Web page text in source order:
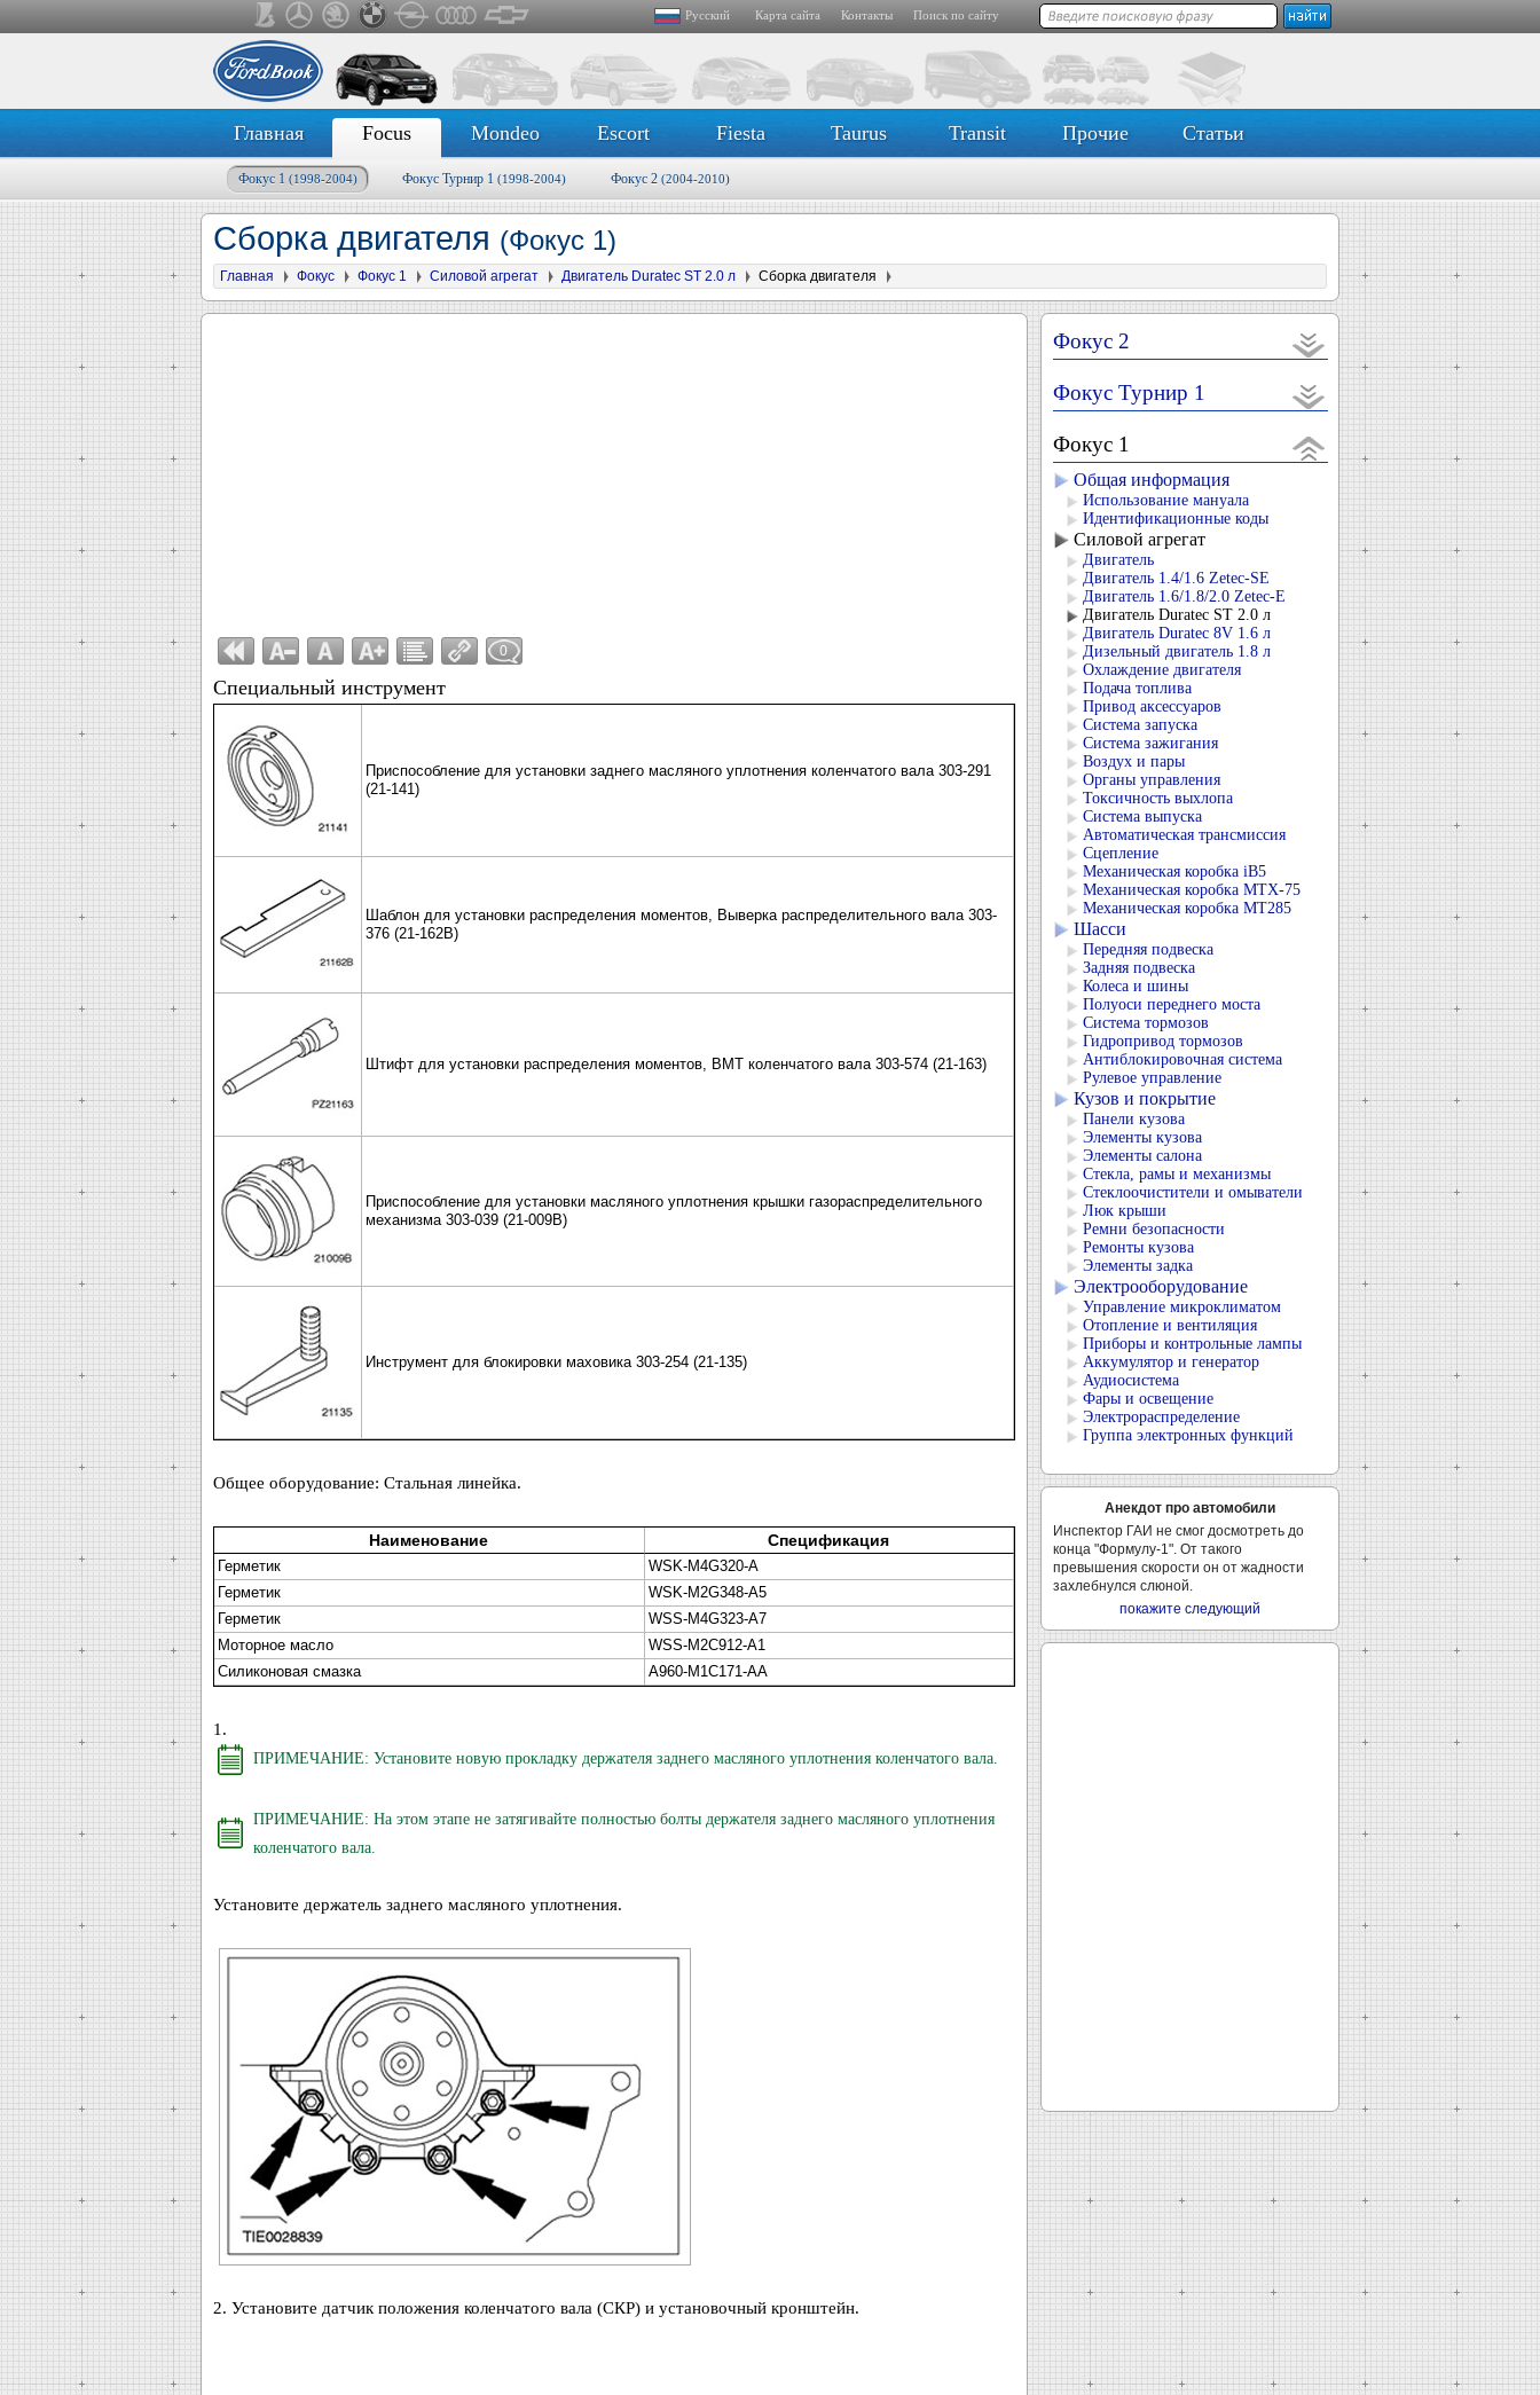
Русский Карта сайта Контакты Поиск по сайту
Главная Focus Mondeo Escort Fiesta Taurus Transit Прочие Статьи
Фокус 1 (1998-2004) Фокус Турнир 1 (1998-2004) Фокус 2 (2004-2010)
Сборка двигателя (Фокус 1)
Главная Фокус Фокус 1 Силовой агрегат Двигатель Duratec ST 2.0 л Сборка двигателя
0
Специальный инструмент
Приспособление для установки заднего масляного уплотнения коленчатого вала 303-291
(21-141)
Шаблон для установки распределения моментов, Выверка распределительного вала 303-
376 (21-162В)
Штифт для установки распределения моментов, ВМТ коленчатого вала 303-574 (21-163)
Приспособление для установки масляного уплотнения крышки газораспределительного
механизма 303-039 (21-009В)
Инструмент для блокировки маховика 303-254 (21-135)
Общее оборудование: Стальная линейка.
Наименование Спецификация
Герметик
WSK-M4G320-A
Герметик
WSK-M2G348-A5
Герметик
WSS-M4G323-A7
Моторное масло
WSS-M2C912-A1
Силиконовая смазка
А960-М1С171-АА
1.
ПРИМЕЧАНИЕ: Установите новую прокладку держателя заднего масляного уплотнения коленчатого вала.
ПРИМЕЧАНИЕ: На этом этапе не затягивайте полностью болты держателя заднего масляного уплотнения
коленчатого вала.
Установите держатель заднего масляного уплотнения.
2. Установите датчик положения коленчатого вала (СКР) и установочный кронштейн.
Фокус 2
Фокус Турнир 1
Фокус 1
Общая информация
Использование мануала
Идентификационные коды
Силовой агрегат
Двигатель
Двигатель 1.4/1.6 Zetec-SE
Двигатель 1.6/1.8/2.0 Zetec-E
Двигатель Duratec ST 2.0 л
Двигатель Duratec 8V 1.6 л
Дизельный двигатель 1.8 л
Охлаждение двигателя
Подача топлива
Привод аксессуаров
Система запуска
Система зажигания
Воздух и пары
Органы управления
Токсичность выхлопа
Система выпуска
Автоматическая трансмиссия
Сцепление
Механическая коробка iB5
Механическая коробка MTX-75
Механическая коробка MT285
Шасси
Передняя подвеска
Задняя подвеска
Колеса и шины
Полуоси переднего моста
Система тормозов
Гидропривод тормозов
Антиблокировочная система
Рулевое управление
Кузов и покрытие
Панели кузова
Элементы кузова
Элементы салона
Стекла, рамы и механизмы
Стеклоочистители и омыватели
Люк крыши
Ремни безопасности
Ремонты кузова
Элементы задка
Электрооборудование
Управление микроклиматом
Отопление и вентиляция
Приборы и контрольные лампы
Аккумулятор и генератор
Аудиосистема
Фары и освещение
Электрораспределение
Группа электронных функций
Анекдот про автомобили
Инспектор ГАИ не смог досмотреть до
конца "Формулу-1". От такого
превышения скорости он от жадности
захлебнулся слюной.
покажите следующий